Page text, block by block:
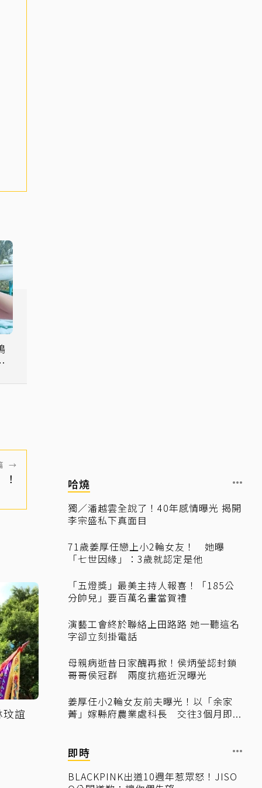
→
玟誼
哈燒
獨／潘越雲全說了！40年感情曝光 揭開
李宗盛私下真面目
71歲姜厚任戀上小2輪女友！ 她曝
「七世因緣」：3歲就認定是他
「五燈獎」最美主持人報喜！「185公
分帥兒」要百萬名畫當賀禮
演藝工會終於聯絡上田路路 她一聽這名
字卻立刻掛電話
母親病逝昔日家醜再掀！侯炳瑩認封鎖
哥哥侯冠群 兩度抗癌近況曝光
姜厚任小2輪女友前夫曝光！以「余家
菁」嫁縣府農業處科長 交往3個月即...
即時
BLACKPINK出道10週年惹眾怒！JISO